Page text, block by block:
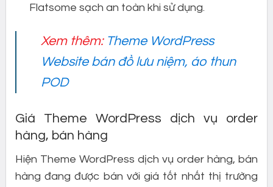
Flatsome sạch an toàn khi sử dụng.
Xem thêm: Theme WordPress
Website bán đồ lưu niệm, áo thun
POD
Giá Theme WordPress dịch vụ order
hàng, bán hàng
Hiện Theme WordPress dịch vụ order hàng, bán
hàng đang được bán với giá tốt nhất thị trường